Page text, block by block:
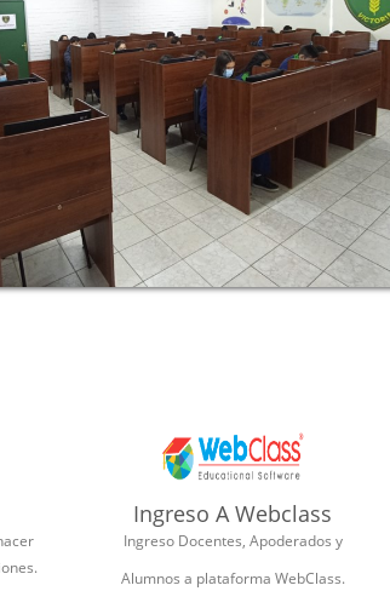
Ingreso A Webclass
Ingreso Docentes, Apoderados y
Alumnos a plataforma WebClass.